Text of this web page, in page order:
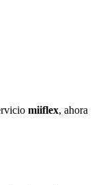
miiflex, ahora